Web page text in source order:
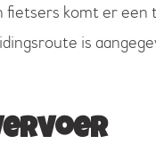
fietsers komt er
is